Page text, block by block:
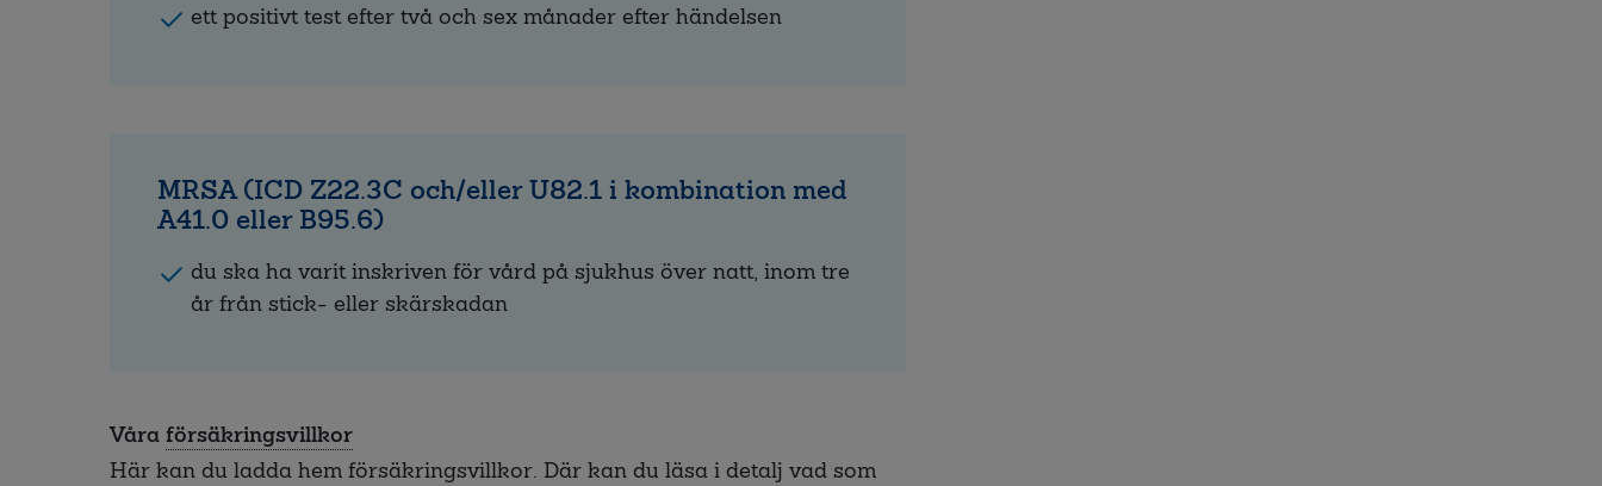
ett positivt test efter två och sex månader efter händelsen
MRSA (ICD Z22.3C och/eller U82.1 i kombination med
A41.0 eller B95.6)
du ska ha varit inskriven för vård på sjukhus över natt, inom tre
år från stick- eller skärskadan
Våra försäkringsvillkor
Här kan du ladda hem försäkringsvillkor. Där kan du läsa i detalj vad som